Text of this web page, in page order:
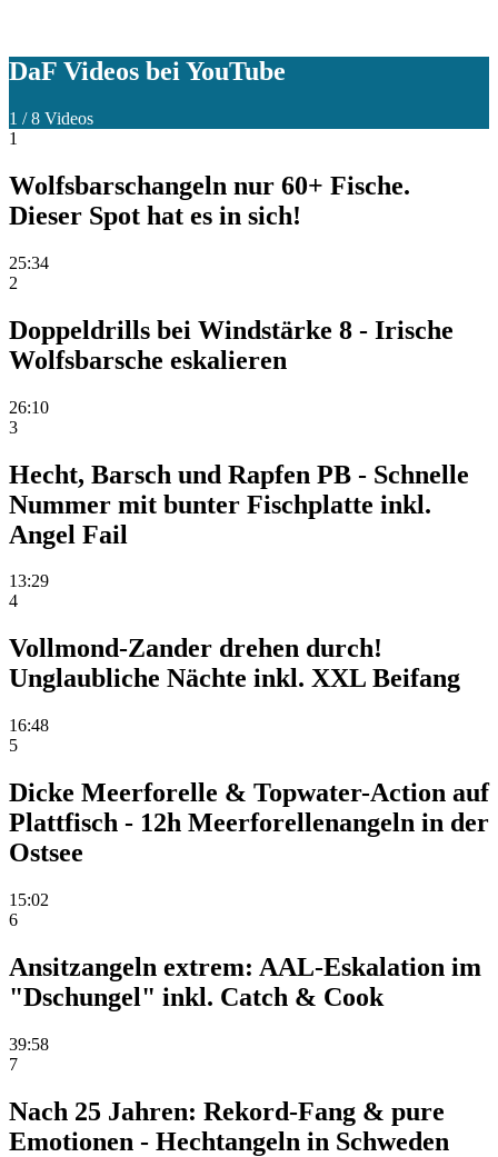
DaF Videos bei YouTube
1 /8 Videos
1
Wolfsbarschangeln nur 60+ Fische.
Dieser Spot hat es in sich!
25:34
2
Doppeldrills bei Windstärke 8 - Irische
Wolfsbarsche eskalieren
26:10
3
Hecht, Barsch und Rapfen PB - Schnelle
Nummer mit bunter Fischplatte inkl.
Angel Fail
13:29
4
Vollmond-Zander drehen durch!
Unglaubliche Nächte inkl. XXL Beifang
16:48
5
Dicke Meerforelle & Topwater-Action auf
Plattfisch - 12h Meerforellenangeln in der
Ostsee
15:02
6
Ansitzangeln extrem: AAL-Eskalation im
"Dschungel" inkl. Catch & Cook
39:58
7
Nach 25 Jahren: Rekord-Fang & pure
Emotionen - Hechtangeln in Schweden